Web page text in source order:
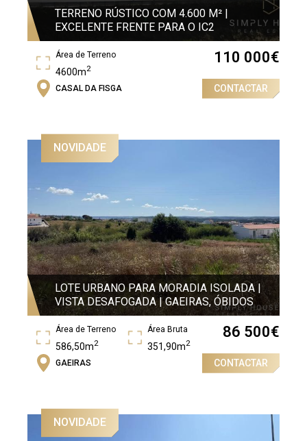
TERRENO RÚSTICO COM 4.600 M² |
EXCELENTE FRENTE PARA O IC2
Área de Terreno
4600m2
110 000€
CASAL DA FISGA CONTACTAR
NOVIDADE
LOTE URBANO PARA MORADIA ISOLADA |
VISTA DESAFOGADA | GAEIRAS, ÓBIDOS
Área de Terreno
586,50m2
Área Bruta
351,90m2
86 500€
GAEIRAS CONTACTAR
NOVIDADE